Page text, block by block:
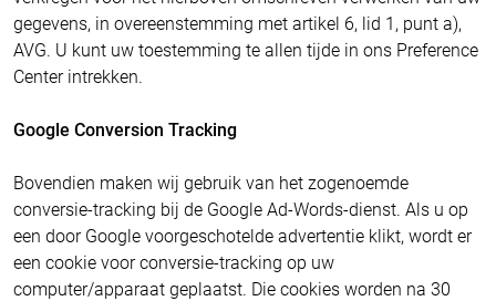
gegevens, in overeenstemming met artikel 6, lid 1, punt a),
AVG. U kunt uw toestemming te allen tijde in ons Preference
Center intrekken.
Google Conversion Tracking
Bovendien maken wij gebruik van het zogenoemde
conversie-tracking bij de Google Ad-Words-dienst. Als u op
een door Google voorgeschotelde advertentie klikt, wordt er
een cookie voor conversie-tracking op uw
computer/apparaat geplaatst. Die cookies worden na 30